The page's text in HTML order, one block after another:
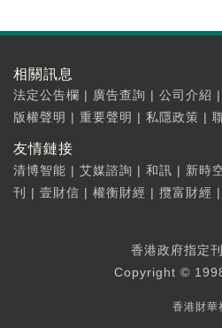
相關訊息
法定公告欄 | 廣告查詢 | 公司介紹 |
版權聲明 | 重要聲明 | 私隱政策 |
友情鏈接
清博智能 | 艾媒諮詢 | 和訊 | 新時
刊
| 壹財信 | 權衡財經 | 攬富財經 |
香港政府指定
Copyright ©
香港財華